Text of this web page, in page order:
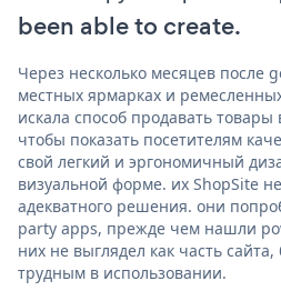
been able to create.
Через несколько месяцев после
местных ярмарках и
искала способ продавать
чтобы показать посетителям
свой легкий и эргономичный
визуальной форме. их ShopSite
адекватного решения. они
party apps, прежде чем нашли
них не выглядел как часть
трудным в использовании.